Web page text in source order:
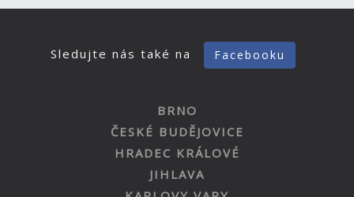
Sledujte nás také na Facebooku
BRNO
ČESKÉ BUDĚJOVICE
HRADEC KRÁLOVÉ
JIHLAVA